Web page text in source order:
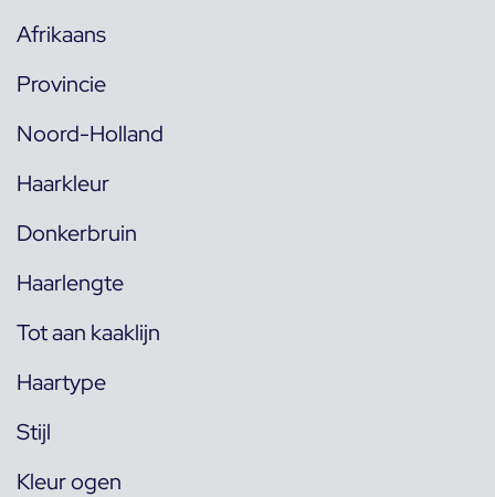
Afrikaans
Provincie
Noord-Holland
Haarkleur
Donkerbruin
Haarlengte
Tot aan kaaklijn
Haartype
Stijl
Kleur ogen